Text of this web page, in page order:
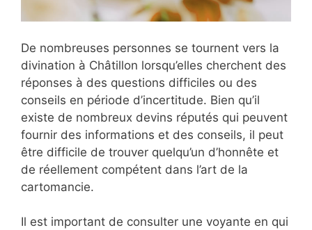
De nombreuses personnes se tournent vers la
divination à Châtillon lorsqu’elles cherchent des
réponses à des questions difficiles ou des
conseils en période d’incertitude. Bien qu’il
existe de nombreux devins réputés qui peuvent
fournir des informations et des conseils, il peut
être difficile de trouver quelqu’un d’honnête et
de réellement compétent dans l’art de la
cartomancie.
Il est important de consulter une voyante en qui